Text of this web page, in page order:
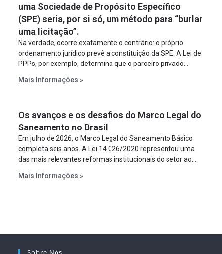
uma Sociedade de Propósito Específico
(SPE) seria, por si só, um método para “burlar
uma licitação”.
Na verdade, ocorre exatamente o contrário: o próprio
ordenamento jurídico prevê a constituição da SPE. A Lei de
PPPs, por exemplo, determina que o parceiro privado
empreendimento. Ou seja, a suposta “fraude à licitação” é
projeto a projeto.
Mais Informações »
Os avanços e os desafios do Marco Legal do
Saneamento no Brasil
Em julho de 2026, o Marco Legal do Saneamento Básico
completa seis anos. A Lei 14.026/2020 representou uma
das mais relevantes reformas institucionais do setor ao
serviços, ampliar a participação da iniciativa privada,
Mais Informações »
Sobre Nós